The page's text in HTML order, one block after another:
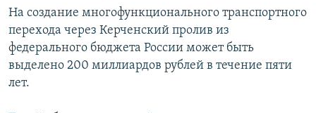
Вернутся
поиску
ИНТЕРАКТИВ
ИНФОГРАФИКА
ТЕЛЕПРОЕКТ КРЫМ.РЕАЛИИ
СОВЕТЫ ПРАВОЗАЩИТНИКОВ
РАДІО СВОБОДА
КАК ОБОЙТИ БЛОКИРОВКУ
Українською
На создание многофункционального транспортного
перехода через Керченский пролив из
федерального бюджета России может быть
выделено 200 миллиардов рублей в течение пяти
лет.